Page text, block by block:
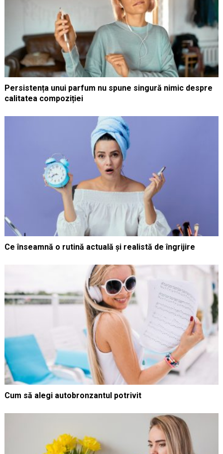
Persistența unui parfum nu spune singură nimic despre
calitatea compoziției
Ce înseamnă o rutină actuală și realistă de îngrijire
Cum să alegi autobronzantul potrivit